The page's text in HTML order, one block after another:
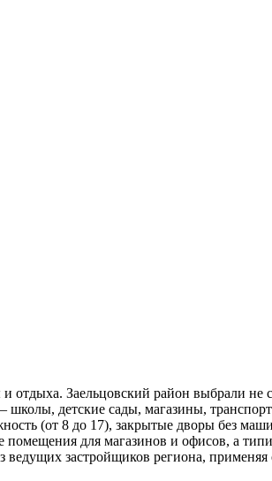
Заельцовский район выбрали не
детские сады, магазины,
(от 8 до 17), закрытые дворы без
для магазинов и офисов, а
застройщиков региона,